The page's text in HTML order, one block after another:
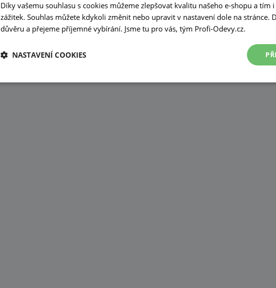
Díky vašemu souhlasu s cookies můžeme zlepšovat kvalitu našeho e-shopu a tím
zážitek. Souhlas můžete kdykoli změnit nebo upravit v nastavení dole na stránce.
důvěru a přejeme příjemné vybírání. Jsme tu pro vás, tým Profi-Odevy.cz.
NASTAVENÍ COOKIES